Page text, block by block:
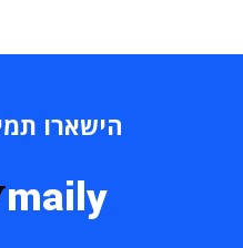
הישארו
maily